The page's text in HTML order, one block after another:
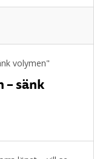
sänk